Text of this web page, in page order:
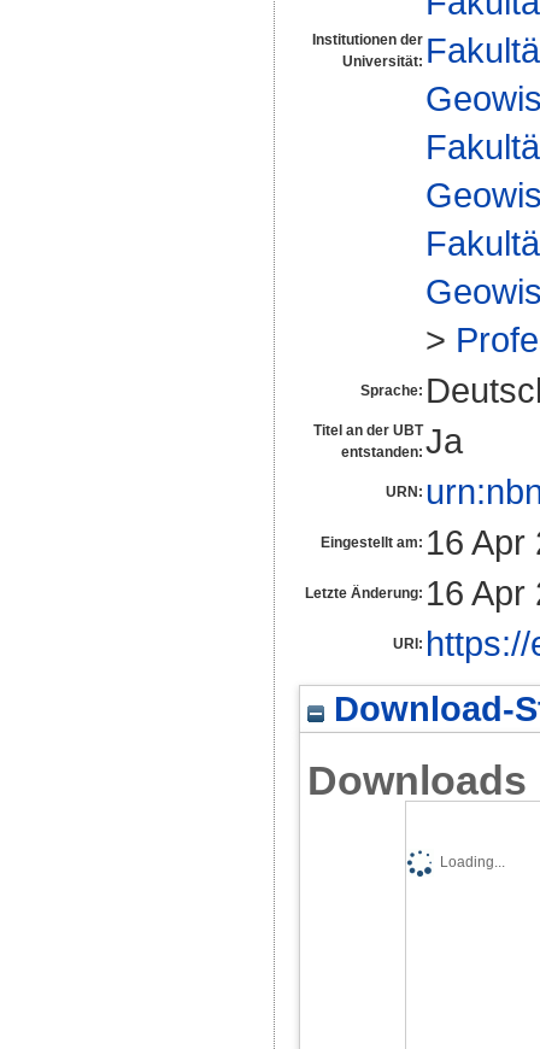
Institutionen der
Universität:
>
Sprache:
Titel an der UBT
entstanden: Ja
URN:
Eingestellt am: 16 Apr
Letzte Änderung: 16 Apr
URI:
Download-
Downloads
Loading...